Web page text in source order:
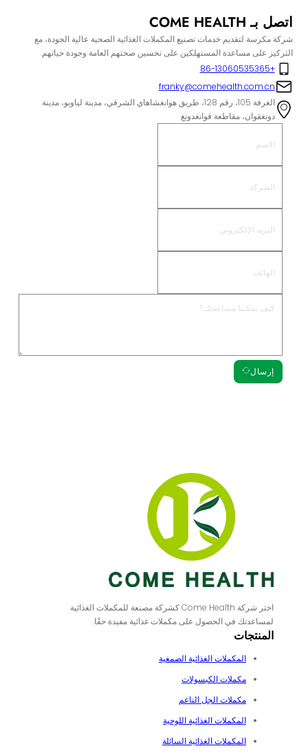
اتصل بـ COME HEALTH
شركة مكرسة لتقديم خدمات تصنيع المكملات الغذائية الصحية عالية الجودة، مع
التركيز على مساعدة المستهلكين على تحسين صحتهم العامة وجودة حياتهم.
+86-13060535365
franky@comehealth.com.cn
الغرفة 105، رقم 128، طريق هوانغشاهاي الشرقي، مدينة لياوبو، مدينة
دونغقوان، مقاطعة قوانغدونغ
إرسال
اختر شركة Come Health كشركة مصنعة للمكملات الغذائية
لمساعدتك في الحصول على مكملات غذائية مفيدة حقًا.
المنتجات
المكملات الغذائية الصمغية
مكملات الكبسولات
مكملات الجل الناعم
المكملات الغذائية اللوحية
المكملات الغذائية السائلة